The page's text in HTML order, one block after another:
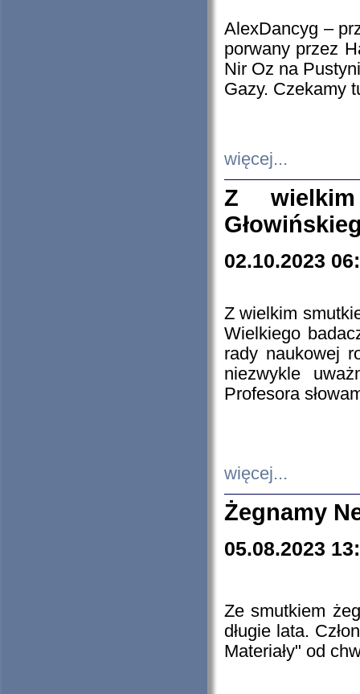
AlexDancyg –
porwany przez
Nir Oz na
Gazy. Czekamy
więcej...
Z
02.10.2023
Z wielkim
Wielkiego
rady naukowej
niezwykle
Profesora
więcej...
Żegnamy
05.08.2023
Ze smutkiem
długie lata.
Materiały" od